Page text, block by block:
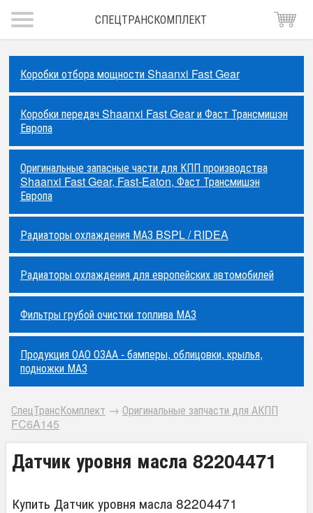
СПЕЦТРАНСКОМПЛЕКТ
Коробки отбора мощности Shaanxi Fast Gear
Коробки передач Shaanxi Fast Gear и Фаст Трансмишэн
Европа
Оригинальные запасные части для КПП производства
Shaanxi Fast Gear, Fast-Eaton, Фаст Трансмишэн
Европа
Радиаторы охлаждения МАЗ BSPL / RIDEA
Радиаторы охлаждения для европейских автомобилей
Фильтры грубой очистки топлива МАЗ
Продукция ОАО ОЗАА - бамперы, облицовки, крылья,
подножки МАЗ
СпецТрансКомплект → Оригинальные запчасти для АКПП
FC6A145
Датчик уровня масла 82204471
Купить Датчик уровня масла 82204471